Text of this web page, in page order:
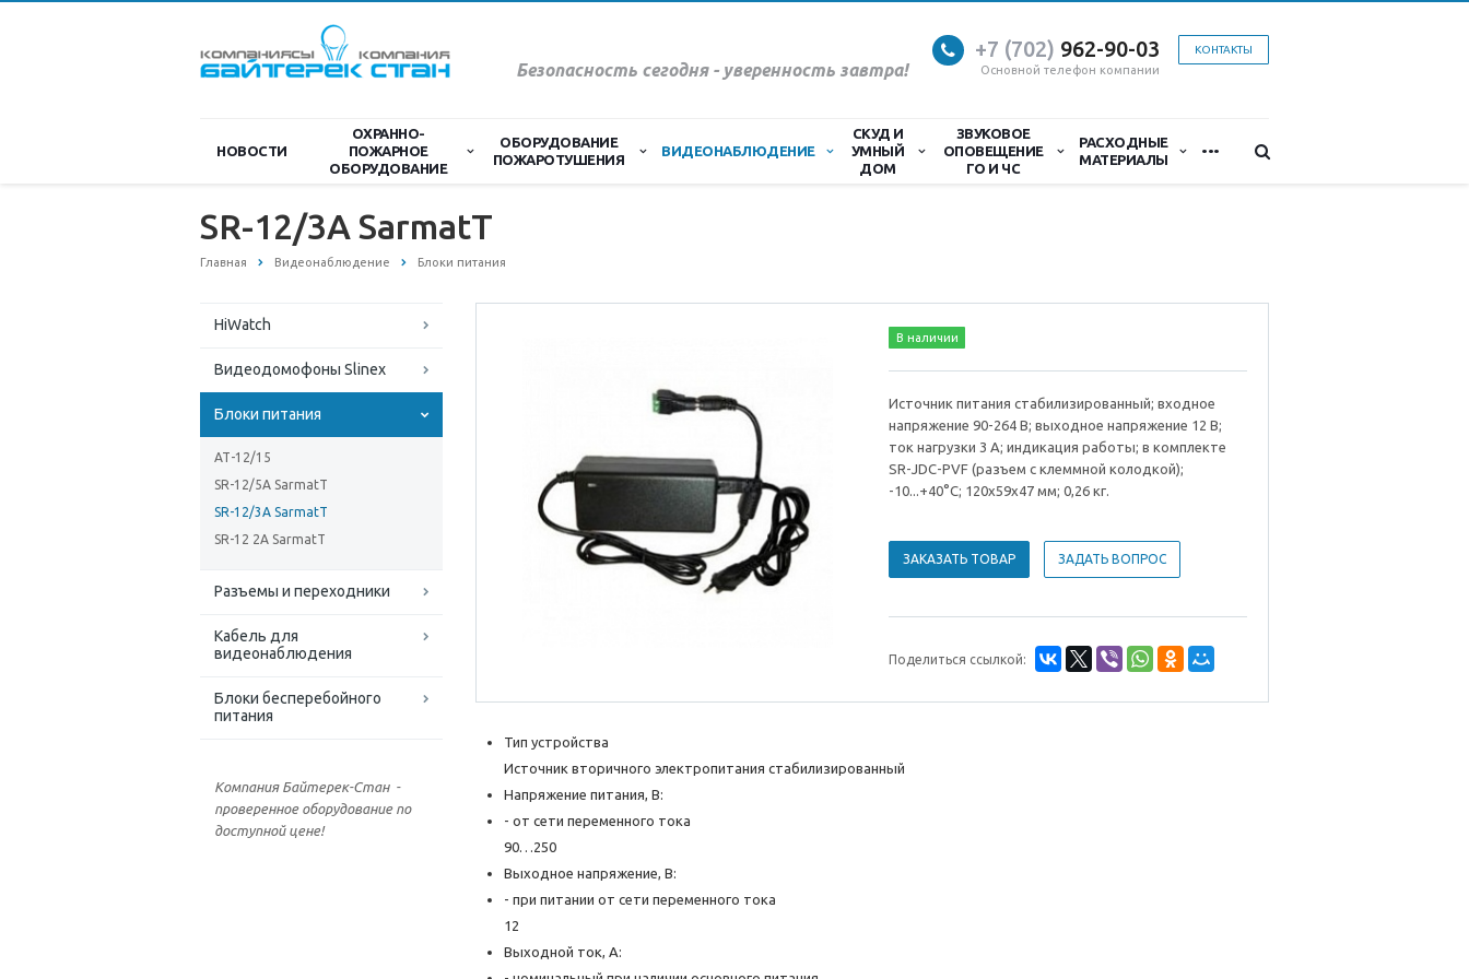
Безопасность сегодня - уверенность завтра!
КОНТАКТЫ
+7 (702) 962-90-03
Основной телефон компании
НОВОСТИ
ОХРАННО-
ПОЖАРНОЕ
ОБОРУДОВАНИЕ
ОБОРУДОВАНИЕ
ПОЖАРОТУШЕНИЯ
ВИДЕОНАБЛЮДЕНИЕ
СКУД И
УМНЫЙ
ДОМ
ЗВУКОВОЕ
ОПОВЕЩЕНИЕ
ГО И ЧС
РАСХОДНЫЕ
МАТЕРИАЛЫ
...
SR-12/3A SarmatT
Главная Видеонаблюдение Блоки питания
HiWatch
Видеодомофоны Slinex
Блоки питания
АТ-12/15
SR-12/5A SarmatT
SR-12/3A SarmatT
SR-12 2A SarmatT
Разъемы и переходники
Кабель для
видеонаблюдения
Блоки бесперебойного
питания
Компания Байтерек-Стан -
проверенное оборудование по
доступной цене!
В наличии
Источник питания стабилизированный; входное
напряжение 90-264 В; выходное напряжение 12 В;
ток нагрузки 3 А; индикация работы; в комплекте
SR-JDC-PVF (разъем с клеммной колодкой);
-10...+40°С; 120х59х47 мм; 0,26 кг.
ЗАКАЗАТЬ ТОВАР ЗАДАТЬ ВОПРОС
Поделиться ссылкой:
Тип устройства
Источник вторичного электропитания стабилизированный
Напряжение питания, B:
- от сети переменного тока
90…250
Выходное напряжение, В:
- при питании от сети переменного тока
12
Выходной ток, А: